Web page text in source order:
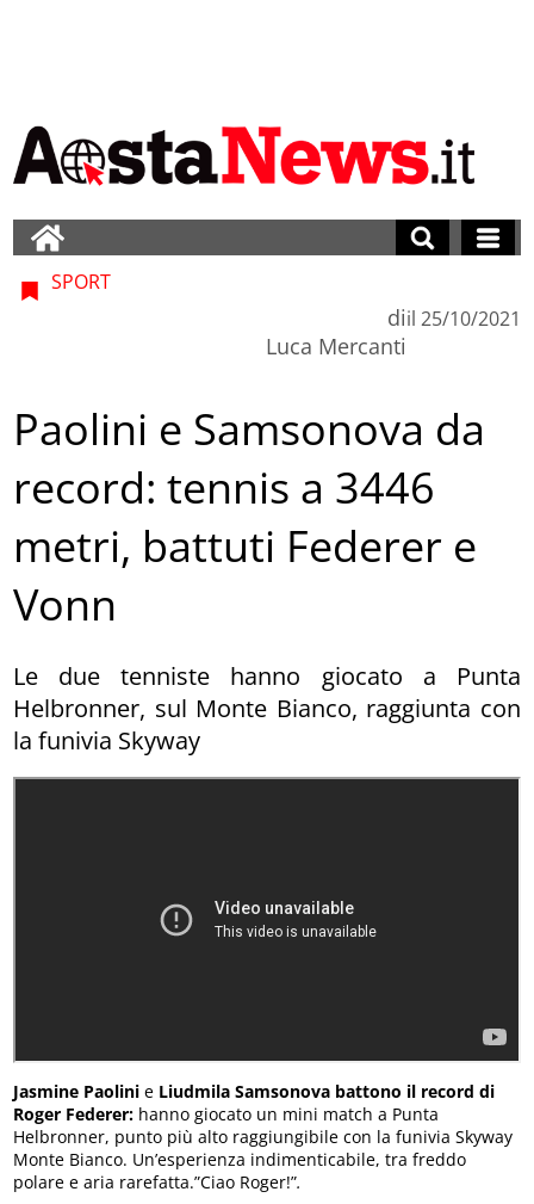
SPORT
di
Luca Mercanti
il 25/10/2021
Paolini e Samsonova da
record: tennis a 3446
metri, battuti Federer e
Vonn
Le due tenniste hanno giocato a Punta
Helbronner, sul Monte Bianco, raggiunta con
la funivia Skyway
Jasmine Paolini e Liudmila Samsonova battono il record di
Roger Federer: hanno giocato un mini match a Punta
Helbronner, punto più alto raggiungibile con la funivia Skyway
Monte Bianco. Un’esperienza indimenticabile, tra freddo
polare e aria rarefatta.”Ciao Roger!”.